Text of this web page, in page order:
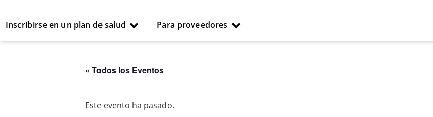
Inscribirse en un plan de salud Para proveedores
« Todos los Eventos
Este evento ha pasado.